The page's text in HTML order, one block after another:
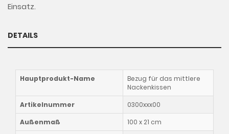
Einsatz.
DETAILS
Hauptprodukt-Name
Bezug für das mittlere
Nackenkissen
Artikelnummer
0300xxx00
Außenmaß
100 x 21 cm